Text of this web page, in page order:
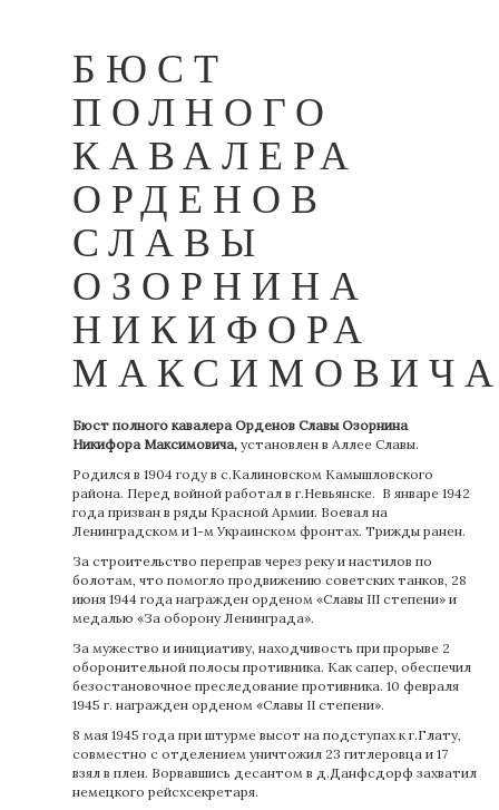
БЮСТ
ПОЛНОГО
КАВАЛЕРА
ОРДЕНОВ
СЛАВЫ
ОЗОРНИНА
НИКИФОРА
Бюст полного кавалера Орденов Славы Озорнина
Никифора Максимовича, установлен в Аллее Славы.
Родился в 1904 году в с.Калиновском Камышловского
района. Перед войной работал в г.Невьянске. В январе 1942
года призван в ряды Красной Армии. Воевал на
Ленинградском и 1-м Украинском фронтах. Трижды ранен.
За строительство переправ через реку и настилов по
болотам, что помогло продвижению советских танков, 28
июня 1944 года награжден орденом «Славы III степени» и
медалью «За оборону Ленинграда».
За мужество и инициативу, находчивость при прорыве 2
оборонительной полосы противника. Как сапер, обеспечил
безостановочное преследование противника. 10 февраля
1945 г. награжден орденом «Славы II степени».
8 мая 1945 года при штурме высот на подступах к г.Глату,
совместно с отделением уничтожил 23 гитлеровца и 17
взял в плен. Ворвавшись десантом в д.Данфсдорф захватил
немецкого рейсхсекретаря.